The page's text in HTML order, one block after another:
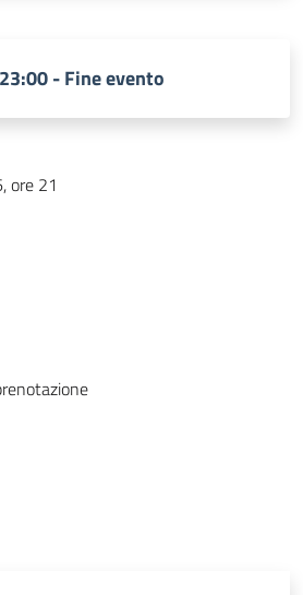
23:00 - Fine evento
ore 21